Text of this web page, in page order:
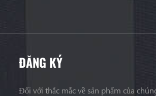
ĐĂNG KÝ
Đối với thắc mắc về sản phẩm của